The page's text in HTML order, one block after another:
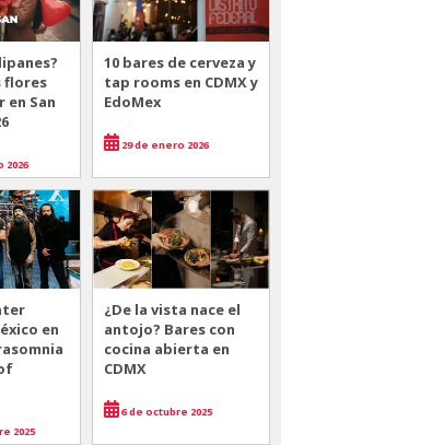
flores
en San
2026
10 bares de cerveza y
tap rooms en CDMX y
EdoMex
29 de enero 2026
en
2025
¿De la vista nace el
antojo? Bares con
cocina abierta en
CDMX
6 de octubre 2025